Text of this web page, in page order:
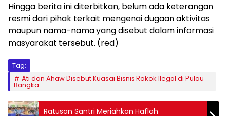
Hingga berita ini diterbitkan, belum ada keterangan
resmi dari pihak terkait mengenai dugaan aktivitas
maupun nama-nama yang disebut dalam informasi
masyarakat tersebut. (red)
Tag:
Ati dan Ahaw Disebut Kuasai Bisnis Rokok Ilegal di Pulau
Bangka
Ratusan Santri Meriahkan Haflah